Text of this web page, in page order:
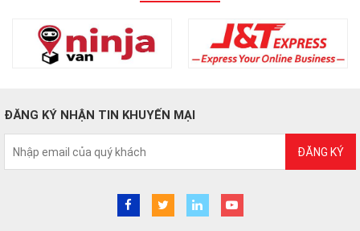
ĐĂNG KÝ NHẬN TIN KHUYẾN MẠI
ĐĂNG KÝ